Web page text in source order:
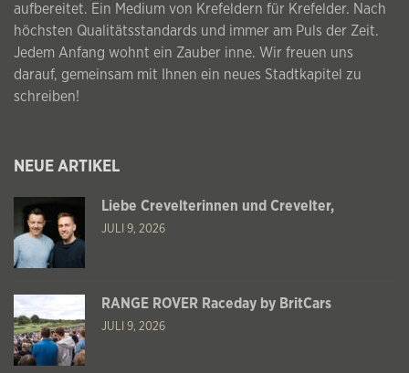
aufbereitet. Ein Medium von Krefeldern für Krefelder. Nach
höchsten Qualitätsstandards und immer am Puls der Zeit.
Jedem Anfang wohnt ein Zauber inne. Wir freuen uns
darauf, gemeinsam mit Ihnen ein neues Stadtkapitel zu
schreiben!
NEUE ARTIKEL
Liebe Crevelterinnen und Crevelter,
JULI 9, 2026
RANGE ROVER Raceday by BritCars
JULI 9, 2026